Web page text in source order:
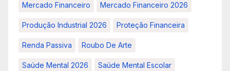
Mercado Financeiro Mercado Financeiro 2026
Produção Industrial 2026 Proteção Financeira
Renda Passiva Roubo De Arte
Saúde Mental 2026 Saúde Mental Escolar